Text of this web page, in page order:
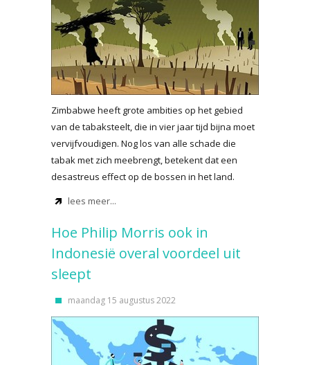
Zimbabwe heeft grote ambities op het gebied
van de tabaksteelt, die in vier jaar tijd bijna moet
vervijfvoudigen. Nog los van alle schade die
tabak met zich meebrengt, betekent dat een
desastreus effect op de bossen in het land.
lees meer...
Hoe Philip Morris ook in
Indonesië overal voordeel uit
sleept
maandag 15 augustus 2022